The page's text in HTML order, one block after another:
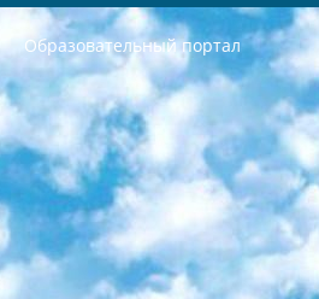
Образовательный портал
РЕСПУБЛИКА УЗБЕКИСТАН МИНИСТРЕРСТВО ДОШКОЛЬНОГО И ШКОЛЬНОГО ОБРАЗОВАНИЯ КОМАНДА в общеобразовательных учреждениях в 2023-2024 учебном году организация и проведение итоговой государственной аттестации обучающихся о Министра дошкольного и школьного образования Республики Узбекистан от 4 марта 2008 года (постановлением Минюста от 20 марта 2008 года № 1778 государственной регистрации) «Итоговое состояние учащихся общего среднего образования на основании положения об утверждении положения об аттестации общего среднего образования выпускной экзамен студентов в образовательных учреждениях в 2023-2024 учебном году В целях организации и прохождения аттестации приказываю: 1. Следующее: перечень предметов, по которым будет проводиться итоговая государственная аттестация и экзамен формы перевода согласно приложению 1; сертификаты международного образца, оценивающие уровень владения иностранными языками перечень согласно приложению 2; 2. Педагогический при специализированных образовательных учреждениях. научно-практический центр квалификации и международной оценки (Д.Давидова) 2024 г. До 25 марта: задания по предметам, по которым будет проводиться итоговая аттестация разработка и утверждение технических условий; итоговая аттестация на основании разработанного предметного задания разработка вопросов по предметам (устно и письменно), экзамен передача; общеобразовательные средние школы и специальные учебные заведения учащиеся выпускных классов школ и интернатов в агентской системе подготовка базы данных экзаменационных материалов и критериев оценки; перевод базы экзаменационных материалов на все языки обучения подать в Республиканский образовательный центр для изготовления; варианты экзаменов на основе разработанных контрольных материалов пусть будут поставлены задачи формирования. 3. Республиканский образовательный центр (Ш.Худайкулов) до 5 апреля 2024 года. до: база данных предоставленных экзаменационных материалов на все языки обучения перевод и экспертиза; для слепых, слабовидящих, глухих, слабослышащих и умственно отсталых детей учащиеся выпускных классов специализированных школ и школ-интернатов база данных экзаменационных материалов на всех преподаваемых языках подготовка критериев оценки; специализированные школы для умственно отсталых детей и технологии для учащихся выпускных классов школ-интернатов разработка соответствующих рекомендаций и критериев проведения ЕГЭ по естествознанию давать задания. 4. Педагогический при